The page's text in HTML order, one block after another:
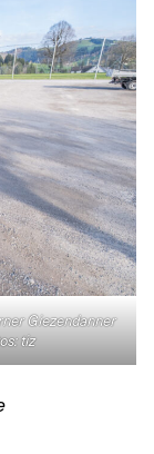
Giezendanner
tiz